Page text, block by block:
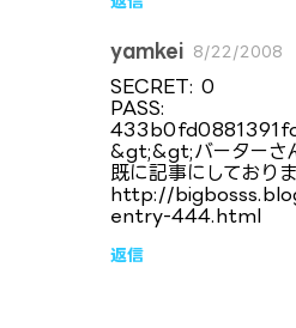
yamkei 8/22/2008
SECRET: 0
PASS:
&gt;&gt;バーターさ
既に記事にしており
http://
entry-444.html
返信